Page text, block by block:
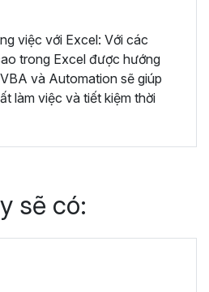
việc với Excel: Với các
trong Excel được hướng
và Automation sẽ giúp
làm việc và tiết kiệm thời
sẽ có: